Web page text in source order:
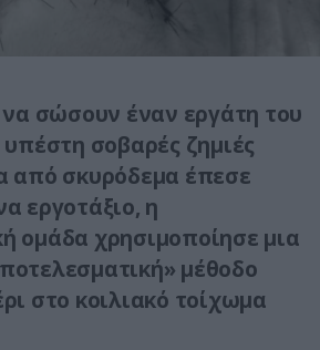
σώσουν έναν εργάτη του
σοβαρές ζημιές
από σκυρόδεμα έπεσε
εργοτάξιο, η
ομάδα χρησιμοποίησε μια
μέθοδο
στο κοιλιακό τοίχωμα